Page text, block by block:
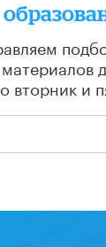
вторник и